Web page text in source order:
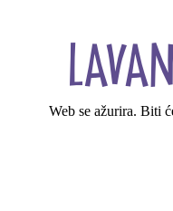
Web se ažurira. Biti